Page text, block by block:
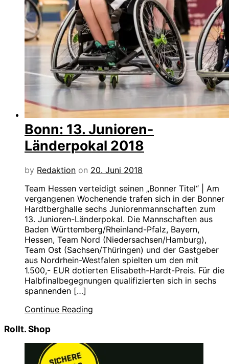
Bonn: 13. Junioren-
Länderpokal 2018
by Redaktion on 20. Juni 2018
Team Hessen verteidigt seinen „Bonner Titel“ | Am
vergangenen Wochenende trafen sich in der Bonner
Hardtberghalle sechs Juniorenmannschaften zum
13. Junioren-Länderpokal. Die Mannschaften aus
Baden Württemberg/Rheinland-Pfalz, Bayern,
Hessen, Team Nord (Niedersachsen/Hamburg),
Team Ost (Sachsen/Thüringen) und der Gastgeber
aus Nordrhein-Westfalen spielten um den mit
1.500,- EUR dotierten Elisabeth-Hardt-Preis. Für die
Halbfinalbegegnungen qualifizierten sich in sechs
spannenden […]
Continue Reading
Rollt. Shop